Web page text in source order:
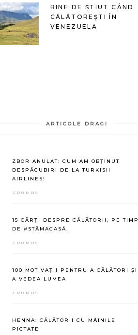
BINE DE ȘTIUT CÂND
CĂLĂTOREȘTI ÎN
VENEZUELA
ARTICOLE DRAGI
ZBOR ANULAT: CUM AM OBȚINUT
DESPĂGUBIRI DE LA TURKISH
AIRLINES!
CRUMBS
15 CĂRȚI DESPRE CĂLĂTORII, PE TIMP
DE #STĂMACASĂ.
CRUMBS
100 MOTIVAȚII PENTRU A CĂLĂTORI ȘI
A VEDEA LUMEA
CRUMBS
HENNA: CĂLĂTORII CU MÂINILE
PICTATE